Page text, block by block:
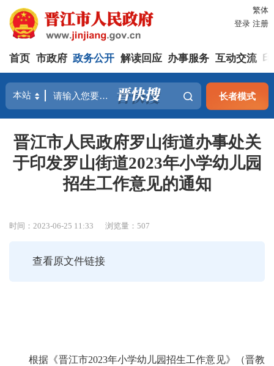
繁体
登录 注册
首页 市政府 政务公开 解读回应 办事服务 互动交流
长者模式
晋江市人民政府罗山街道办事处关
于印发罗山街道2023年小学幼儿园
招生工作意见的通知
时间：2023-06-25 11:33 浏览量：507
查看原文件链接
根据《晋江市2023年小学幼儿园招生工作意见》（晋教